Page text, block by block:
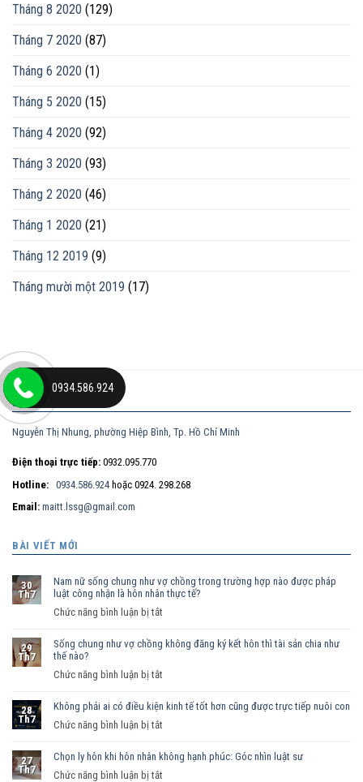
Tháng 8 2020 (129)
Tháng 7 2020 (87)
Tháng 6 2020 (1)
Tháng 5 2020 (15)
Tháng 4 2020 (92)
Tháng 3 2020 (93)
Tháng 2 2020 (46)
Tháng 1 2020 (21)
Tháng 12 2019 (9)
Tháng mười một 2019 (17)
ĐỊA CHỈ
Nguyễn Thị Nhung, phường Hiệp Bình, Tp. Hồ Chí Minh
Điện thoại trực tiếp: 0932.095.770
Hotline: 0934.586.924 hoặc 0924. 298.268
Email: maitt.lssg@gmail.com
BÀI VIẾT MỚI
30
Th7
Nam nữ sống chung như vợ chồng trong trường hợp nào được pháp
luật công nhận là hôn nhân thực tế?
Chức năng bình luận bị tắt
nữ
vợ
trường
29
Th7
Sống chung như vợ chồng không đăng ký kết hôn thì tài sản chia như
thế nào?
Chức năng bình luận bị tắt
chung
chồng
28
Th7
Không phải ai có điều kiện kinh tế tốt hơn cũng được trực tiếp nuôi con
Chức năng bình luận bị tắt
phải
27
Th7
Chọn ly hôn khi hôn nhân không hạnh phúc: Góc nhìn luật sư
Chức năng bình luận bị tắt
0934.586.924